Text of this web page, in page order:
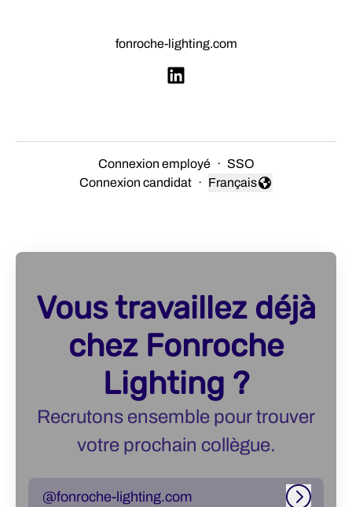
fonroche-lighting.com
Connexion employé · SSO
Connexion candidat ·
Changer la langue
Français
Vous travaillez déjà
chez Fonroche
Lighting ?
Recrutons ensemble pour trouver
votre prochain collègue.
@fonroche-lighting.com